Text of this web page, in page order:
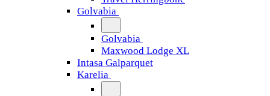
Golvabia
Golvabia
Maxwood Lodge XL
Intasa Galparquet
Karelia